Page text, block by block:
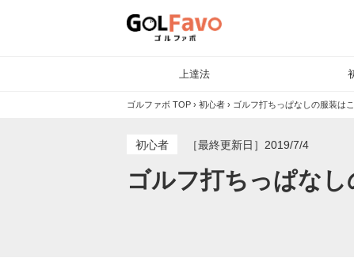
上達法
ゴルファボ TOP › 初心者 › ゴルフ打ちっぱなしの服装は
初心者 ［最終更新日］2019/7/4
ゴルフ打ちっぱな